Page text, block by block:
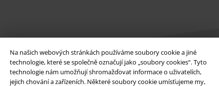
Na našich webových stránkách používáme soubory cookie a jiné
technologie, které se společně označují jako „soubory cookies“. Tyto
technologie nám umožňují shromažďovat informace o uživatelích,
jejich chování a zařízeních. Některé soubory cookie umísťujeme my,